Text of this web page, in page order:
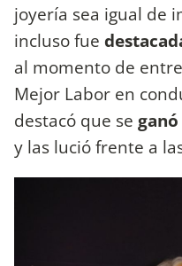
joyería sea igual de
incluso fue
al momento de
Mejor Labor en
destacó que se
y las lució frente a